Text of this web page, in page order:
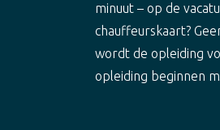
minuut – op de
chauffeurskaart?
wordt de opleiding
opleiding beginnen